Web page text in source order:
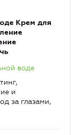
Крем для
воде
и
за глазами,